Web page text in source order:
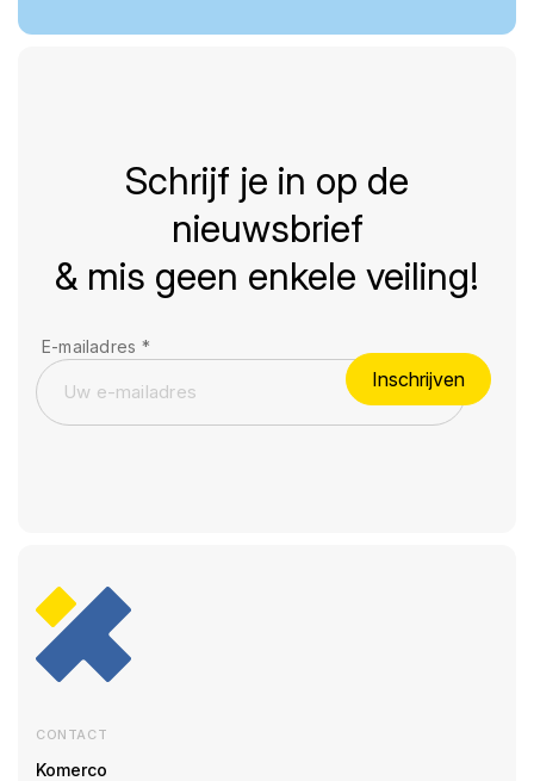
Schrijf je in op de
nieuwsbrief
& mis geen enkele veiling!
E-mailadres *
Inschrijven
CONTACT
Komerco